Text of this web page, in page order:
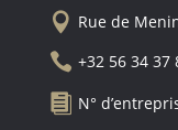
 Rue de
 +32 56 34 37
 N°